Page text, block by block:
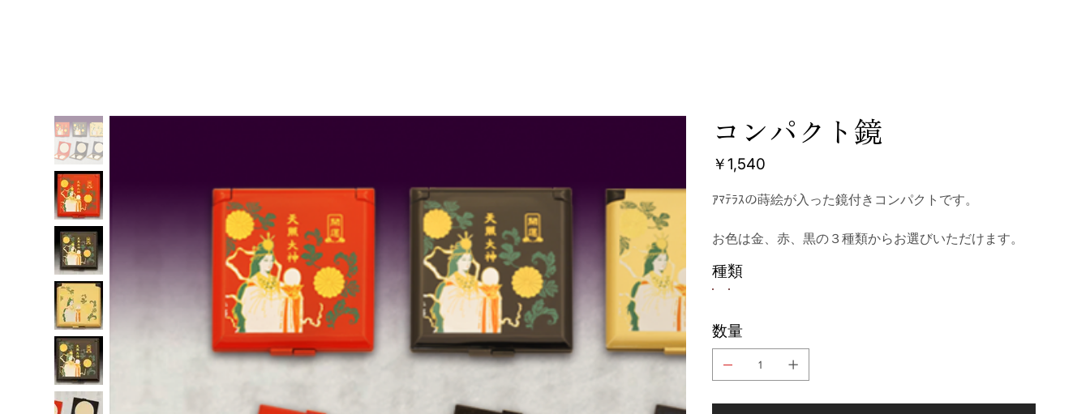
コンパクト鏡
価
格
￥1,540
ｱﾏﾃﾗｽの蒔絵が入った鏡付きコンパクトです。
お色は金、赤、黒の３種類からお選びいただけます。
種類
数量